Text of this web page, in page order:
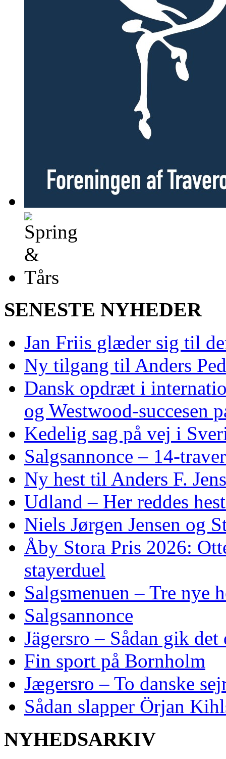
SENESTE NYHEDER
Jan Friis glæder sig til
Ny tilgang til Anders
Dansk opdræt i
og Westwood‑succesen
Kedelig sag på vej i
Salgsannonce –
Ny hest til Anders F.
Udland – Her reddes
Niels Jørgen Jensen og
Åby Stora Pris 2026:
stayerduel
Salgsmenuen – Tre nye
Salgsannonce
Jägersro – Sådan gik det
Fin sport på Bornholm
Jægersro – To danske
Sådan slapper Örjan
NYHEDSARKIV